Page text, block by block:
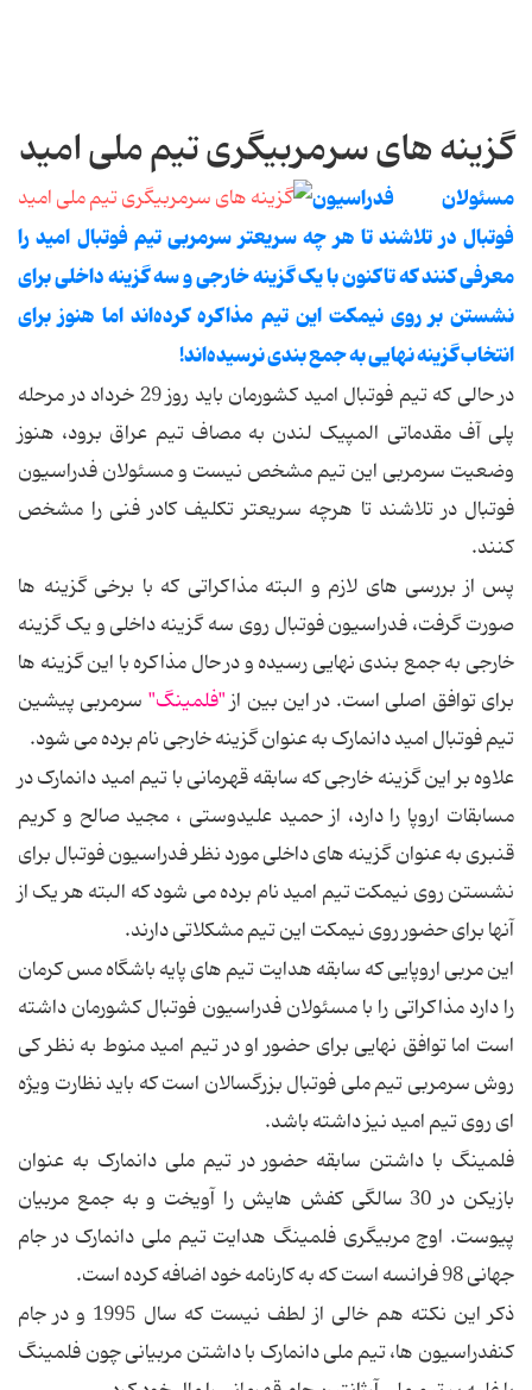
گزینه های سرمربیگری تیم ملی امید
مسئولان فدراسیون
فوتبال در تلاشند تا هر چه سریعتر سرمربی تیم فوتبال امید را
معرفی کنند که تاکنون با یک گزینه خارجی و سه گزینه داخلی برای
نشستن بر روی نیمکت این تیم مذاکره کرده‌اند اما هنوز برای
انتخاب گزینه نهایی به جمع بندی نرسیده‌اند!
در حالی که تیم فوتبال امید کشورمان باید روز 29 خرداد در مرحله
پلی آف مقدماتی المپیک لندن به مصاف تیم عراق برود، هنوز
وضعیت سرمربی این تیم مشخص نیست و مسئولان فدراسیون
فوتبال در تلاشند تا هرچه سریعتر تکلیف کادر فنی را مشخص
کنند.
پس از بررسی های لازم و البته مذاکراتی که با برخی گزینه ها
صورت گرفت، فدراسیون فوتبال روی سه گزینه داخلی و یک گزینه
خارجی به جمع بندی نهایی رسیده و در حال مذاکره با این گزینه ها
برای توافق اصلی است. در این بین از"فلمینگ" سرمربی پیشین
تیم فوتبال امید دانمارک به عنوان گزینه خارجی نام برده می شود.
علاوه بر این گزینه خارجی که سابقه قهرمانی با تیم امید دانمارک در
مسابقات اروپا را دارد، از حمید علیدوستی ، مجید صالح و کریم
قنبری به عنوان گزینه های داخلی مورد نظر فدراسیون فوتبال برای
نشستن روی نیمکت تیم امید نام برده می شود که البته هر یک از
آنها برای حضور روی نیمکت این تیم مشکلاتی دارند.
این مربی اروپایی که سابقه هدایت تیم های پایه باشگاه مس کرمان
را دارد مذاکراتی را با مسئولان فدراسیون فوتبال کشورمان داشته
است اما توافق نهایی برای حضور او در تیم امید منوط به نظر کی
روش سرمربی تیم ملی فوتبال بزرگسالان است که باید نظارت ویژه
ای روی تیم امید نیز داشته باشد.
فلمینگ با داشتن سابقه حضور در تیم ملی دانمارک به عنوان
بازیکن در 30 سالگی کفش هایش را آویخت و به جمع مربیان
پیوست. اوج مربیگری فلمینگ هدایت تیم ملی دانمارک در جام
جهانی 98 فرانسه است که به کارنامه خود اضافه کرده است.
ذکر این نکته هم خالی از لطف نیست که سال 1995 و در جام
کنفدراسیون ها، تیم ملی دانمارک با داشتن مربیانی چون فلمینگ